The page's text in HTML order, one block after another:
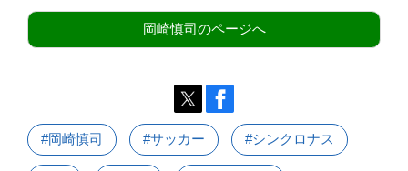
岡崎慎司のページへ
#岡崎慎司 #サッカー #シンクロナス